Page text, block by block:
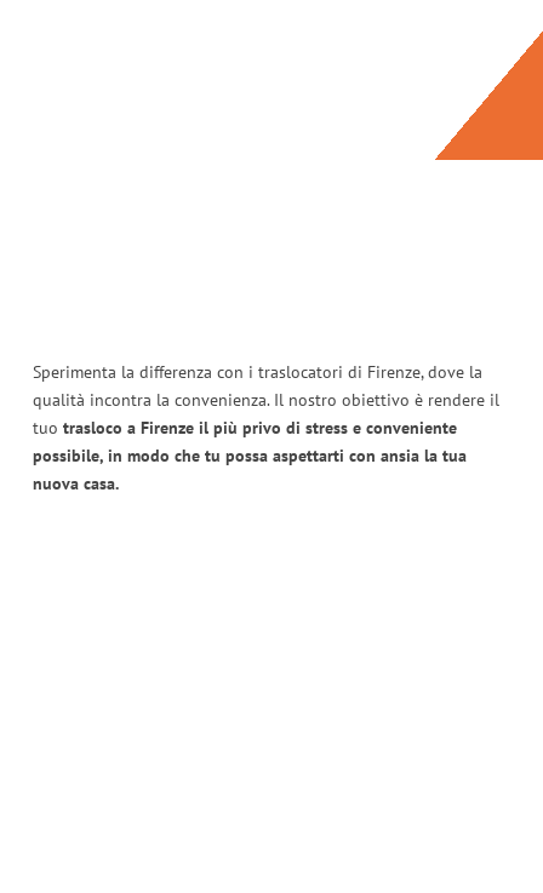
Sperimenta la differenza con i traslocatori di Firenze, dove la
qualità incontra la convenienza. Il nostro obiettivo è rendere il
tuo trasloco a Firenze il più privo di stress e conveniente
possibile, in modo che tu possa aspettarti con ansia la tua
nuova casa.